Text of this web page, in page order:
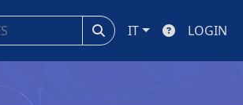
IT LOGIN